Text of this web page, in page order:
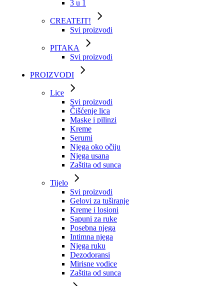
3 u 1
CREATEIT!
Svi proizvodi
PITAKA
Svi proizvodi
PROIZVODI
Lice
Svi proizvodi
Čišćenje lica
Maske i pilinzi
Kreme
Serumi
Njega oko očiju
Njega usana
Zaštita od sunca
Tijelo
Svi proizvodi
Gelovi za tuširanje
Kreme i losioni
Sapuni za ruke
Posebna njega
Intimna njega
Njega ruku
Dezodoransi
Mirisne vodice
Zaštita od sunca